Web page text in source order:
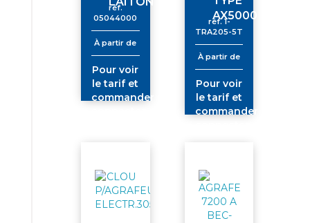
réf.
05044000
À partir de
Pour voir
le tarif et
commander
AX5000
réf.1-
TRA205-5T
À partir de
Pour voir
le tarif et
commander